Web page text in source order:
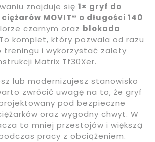
znajduje się 1× gryf do
MOVIT® o długości 140
czarnym oraz blokada
komplet, który pozwala od razu
treningu i wykorzystać zalety
Matrix Tf30Xer.
lub modernizujesz stanowisko
zwrócić uwagę na to, że gryf
pod bezpieczne
oraz wygodny chwyt. W
to mniej przestojów i większą
pracy z obciążeniem.